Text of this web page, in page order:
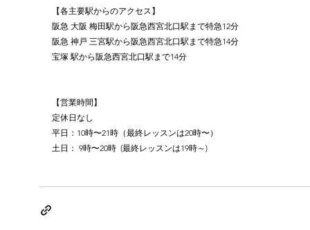
【各主要駅からのアクセス】
阪急 大阪 梅田駅から阪急西宮北口駅まで特急12分
阪急 神戸 三宮駅から阪急西宮北口駅まで特急14分
宝塚 駅から阪急西宮北口駅まで14分
【営業時間】
定休日なし
平日：10時〜21時（最終レッスンは20時〜）
土日： 9時〜20時  (最終レッスンは19時～)